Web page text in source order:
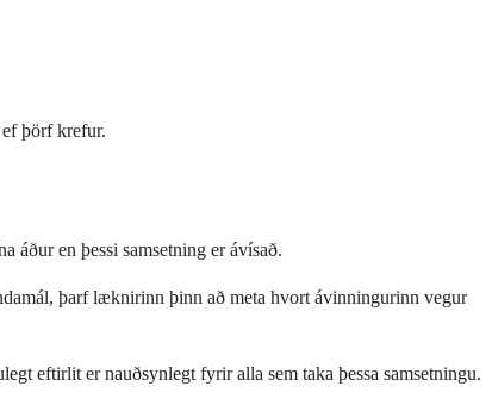
þörf krefur.
en þessi samsetning er ávísað.
þarf læknirinn þinn að meta hvort ávinningurinn vegur
eftirlit er nauðsynlegt fyrir alla sem taka þessa samsetningu.